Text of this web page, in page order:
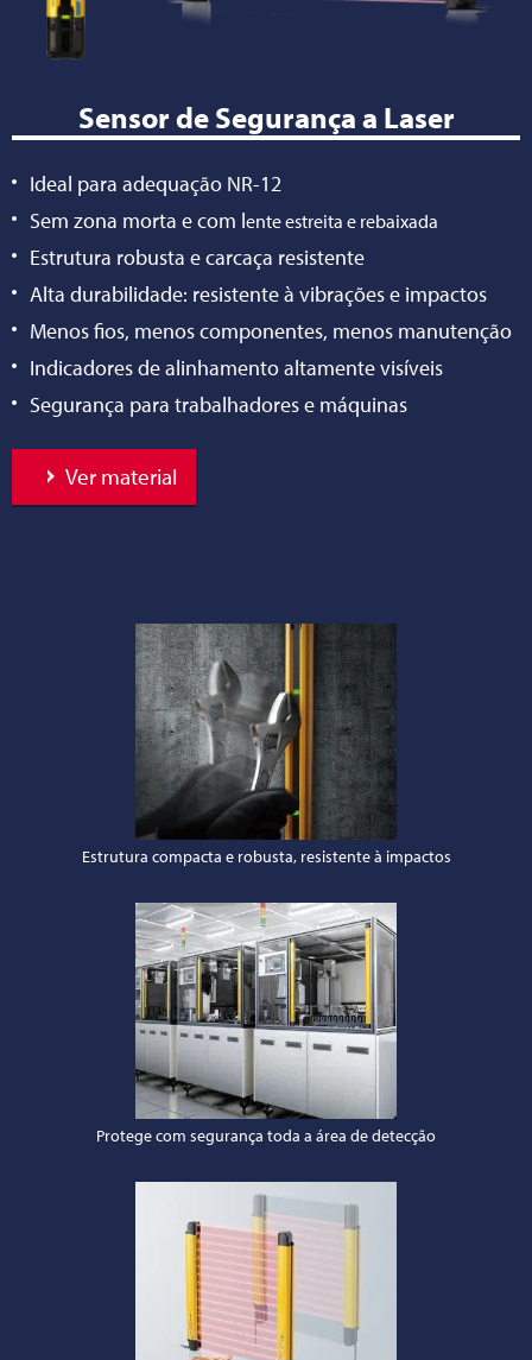
Sensor de Segurança a Laser
Ideal para adequação NR-12
Sem zona morta e com lente estreita e rebaixada
Estrutura robusta e carcaça resistente
Alta durabilidade: resistente à vibrações e impactos
Menos fios, menos componentes, menos manutenção
Indicadores de alinhamento altamente visíveis
Segurança para trabalhadores e máquinas
Ver material
Estrutura compacta e robusta, resistente à impactos
Protege com segurança toda a área de detecção